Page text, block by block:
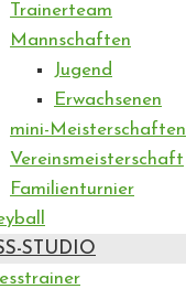
Trainerteam
Mannschaften
Jugend
Erwachsenen
mini-Meisterschaften
Vereinsmeisterschaft
Familienturnier
STUDIO